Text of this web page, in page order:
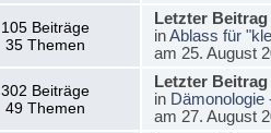
105 Beiträge
35 Themen
Letzter Beitrag
inAblass für
am 25. August
302 Beiträge
49 Themen
Letzter Beitrag
in Dämonologie
am 27. August